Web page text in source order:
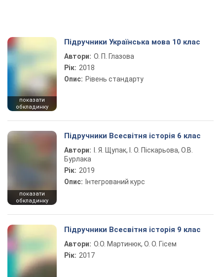
показати
обкладинку
Підручники Українська мова 10 клас
Автори: О. П. Глазова
Рік: 2018
Опис: Рівень стандарту
показати
обкладинку
Підручники Всесвітня історія 6 клас
Автори:
І. Я. Щупак, І. О. Піскарьова, О.В.
Бурлака
Рік: 2019
Опис: Інтегрований курс
Підручники Всесвітня історія 9 клас
Автори: О.О. Мартинюк, О. О. Гісем
Рік: 2017